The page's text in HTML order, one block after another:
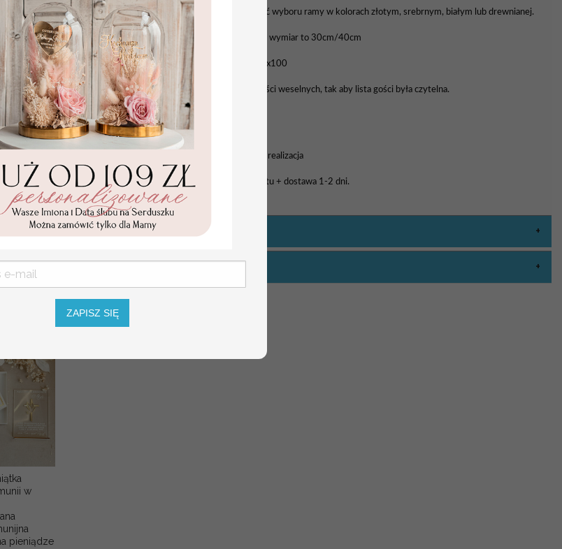
w
pieniądze
Za dodatkową opłatą istnieje możliwość wyboru ramy w kolorach złotym, srebrnym, białym lub drewnianej.
WYMIARY: wg kreatora - podstawowy wymiar to 30cm/40cm
Pozostałe wymiary: 40x50, 50x70, 70x100
Rozmiar jest dostosowany do liczby gości weselnych, tak aby lista gości była czytelna.
USŁUGA EKSPRESSOWA:
Dopłata 40% do wartości zamówienia i realizacja
w 7 dni roboczych od akceptacji projektu + dostawa 1-2 dni.
WIELKOŚĆ RAMY
ZAPISZ SIĘ